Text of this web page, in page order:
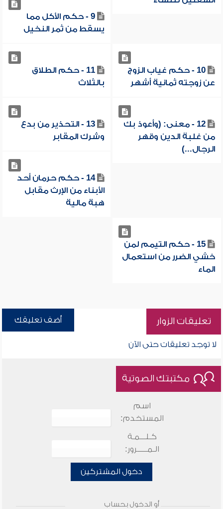
9 - حكم الأكل مما
يسقط من ثمر النخيل
10 - حكم غياب الزوج
عن زوجته ثمانية أشهر
11 - حكم الطلاق
بالثلاث
12 - معنى: (وأعوذ بك
من غلبة الدين وقهر
الرجال...)
13 - التحذير من بدع
وشرك المقابر
14 - حكم حرمان أحد
الأبناء من الإرث مقابل
هبة مالية
15 - حكم التيمم لمن
خشي الضرر من استعمال
الماء
تعليقات الزوار أضف تعليقك
لا توجد تعليقات حتى الآن
مكتبتك الصوتية
اسم
المستخدم:
كـلـــمـة
الـمـــــرور:
دخول المشتركين
أو الدخول بحساب